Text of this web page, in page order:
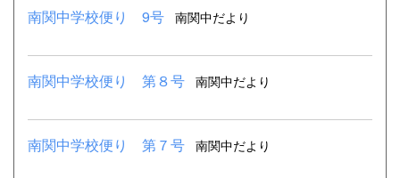
南関中学校便り 9号 南関中だより
南関中学校便り 第８号 南関中だより
南関中学校便り 第７号 南関中だより